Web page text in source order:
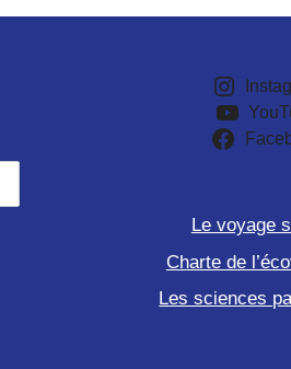
Le voyage
Charte de
Les sciences